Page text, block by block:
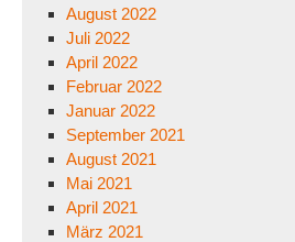
August 2022
Juli 2022
April 2022
Februar 2022
Januar 2022
September 2021
August 2021
Mai 2021
April 2021
März 2021